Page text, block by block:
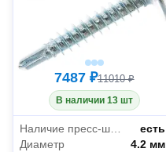
7487 ₽11010 ₽
В наличии 13 шт
есть
Диаметр
4.2 мм